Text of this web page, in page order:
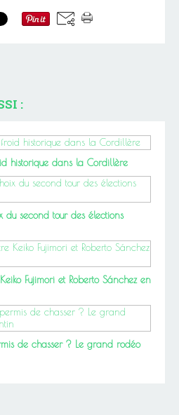
:
historique dans la Cordillère
second tour des élections
Fujimori et Roberto Sánchez en
de chasser ? Le grand rodéo